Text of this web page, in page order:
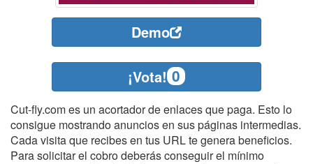
Demo
¡Vota! 0
Cut-fly.com es un acortador de enlaces que paga. Esto lo
consigue mostrando anuncios en sus páginas intermedias.
Cada visita que recibes en tus URL te genera beneficios.
Para solicitar el cobro deberás conseguir el mínimo